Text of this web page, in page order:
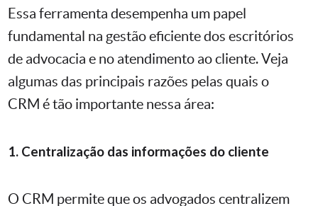
Essa ferramenta desempenha um papel
fundamental na gestão eficiente dos escritórios
de advocacia e no atendimento ao cliente. Veja
algumas das principais razões pelas quais o
CRM é tão importante nessa área:
1. Centralização das informações do cliente
O CRM permite que os advogados centralizem